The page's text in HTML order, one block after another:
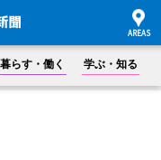
暮らす・働く 学ぶ・知る